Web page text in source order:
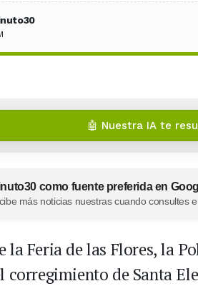
🤖 Nuestra IA te
como fuente preferida en
más noticias nuestras cuando consultes
la Feria de las Flores, la
corregimiento de Santa